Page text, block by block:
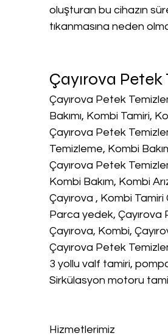
oluşturan bu cihazın
tıkanmasına neden
Çayırova
Çayırova Petek
Bakımı, Kombi Tamiri,
Çayırova Petek
Temizleme, Kombi
Çayırova Petek
Kombi Bakım, Kombi
Çayırova , Kombi Tamiri
Parca yedek, Çayırova
Çayırova, Kombi,
Çayırova Petek
3 yollu valf tamiri,
Sirkülasyon motoru
Hizmetlerimiz